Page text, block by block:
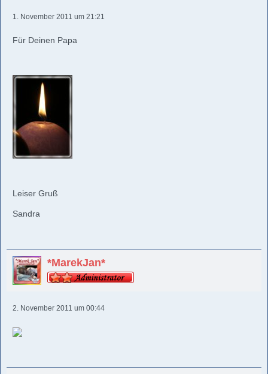
1. November 2011 um 21:21
Für Deinen Papa
Leiser Gruß
Sandra
*MarekJan*
2. November 2011 um 00:44